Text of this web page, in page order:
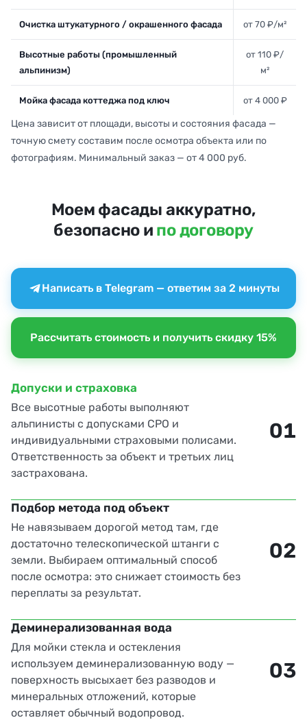
Очистка штукатурного / окрашенного фасада от 70 ₽/м²
Высотные работы (промышленный
альпинизм)
от 110 ₽/
м²
Мойка фасада коттеджа под ключ от 4 000 ₽
Цена зависит от площади, высоты и состояния фасада —
точную смету составим после осмотра объекта или по
фотографиям. Минимальный заказ — от 4 000 руб.
Моем фасады аккуратно,
безопасно и по договору
Допуски и страховка
Все высотные работы выполняют
альпинисты с допусками СРО и
индивидуальными страховыми полисами.
Ответственность за объект и третьих лиц
застрахована.
01
Подбор метода под объект
Не навязываем дорогой метод там, где
достаточно телескопической штанги с
земли. Выбираем оптимальный способ
после осмотра: это снижает стоимость без
переплаты за результат.
02
Деминерализованная вода
Для мойки стекла и остекления
используем деминерализованную воду —
поверхность высыхает без разводов и
минеральных отложений, которые
оставляет обычный водопровод.
03
Написать в Telegram — ответим за 2 минуты
Рассчитать стоимость и получить скидку 15%